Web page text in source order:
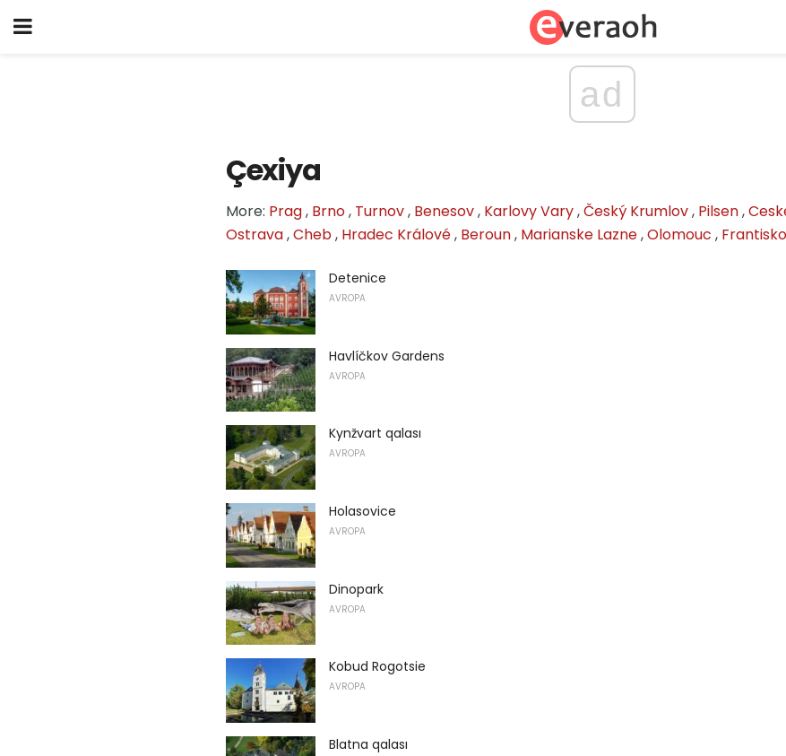
ad
Çexiya
More: Prag, Brno, Turnov, Benesov, Karlovy Vary,Český Krumlov, Pilsen,
Ostrava,Cheb, Hradec Králové, Beroun, Marianske Lazne,Olomouc ,
Detenice
AVROPA
Havlíčkov Gardens
AVROPA
Kynžvart qalası
AVROPA
Holasovice
AVROPA
Dinopark
AVROPA
Kobud Rogotsie
AVROPA
Blatna qalası